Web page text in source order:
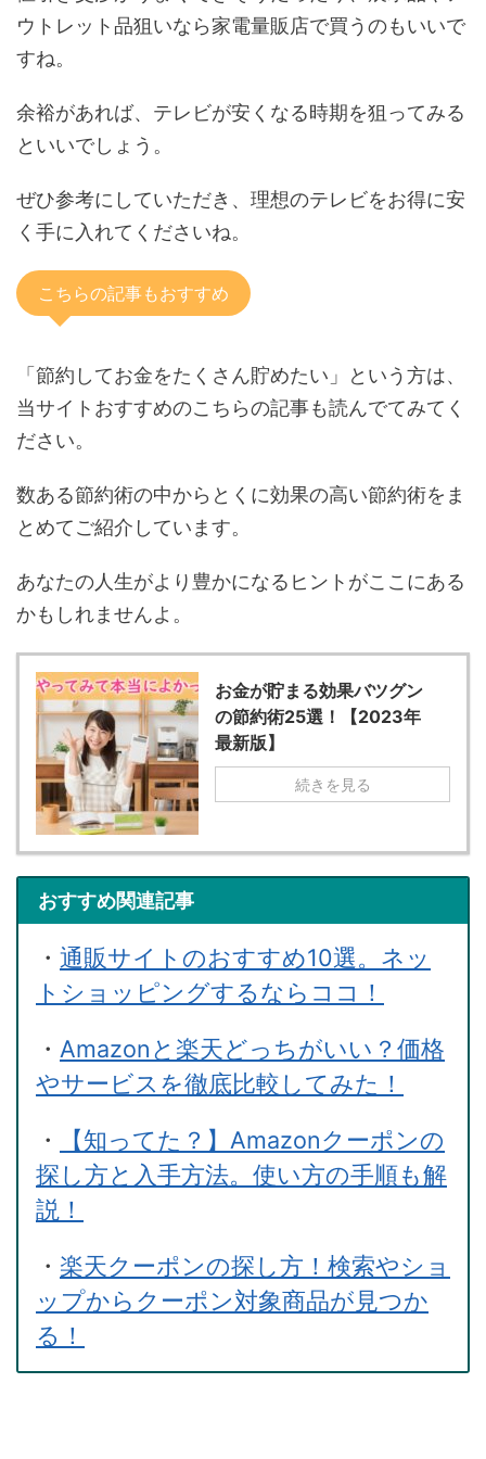
ウトレット品狙いなら家電量販店で買うのもいいで
すね。
余裕があれば、テレビが安くなる時期を狙ってみる
といいでしょう。
ぜひ参考にしていただき、理想のテレビをお得に安
く手に入れてくださいね。
こちらの記事もおすすめ
「節約してお金をたくさん貯めたい」という方は、
当サイトおすすめのこちらの記事も読んでてみてく
ださい。
数ある節約術の中からとくに効果の高い節約術をま
とめてご紹介しています。
あなたの人生がより豊かになるヒントがここにある
かもしれませんよ。
お金が貯まる効果バツグン
の節約術25選！【2023年
最新版】
続きを見る
おすすめ関連記事
・ 通販サイトのおすすめ10選。ネッ
トショッピングするならココ！
・ Amazonと楽天どっちがいい？価格
やサービスを徹底比較してみた！
・
【知ってた？】Amazonクーポンの
探し方と入手方法。使い方の手順も解
説！
・ 楽天クーポンの探し方！検索やショ
ップからクーポン対象商品が見つか
る！